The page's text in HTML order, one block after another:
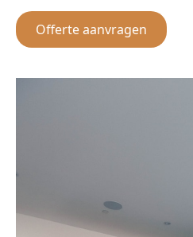
Offerte aanvragen